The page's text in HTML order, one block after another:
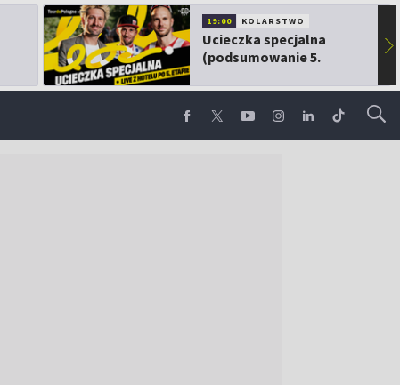
19:00 KOLARSTWO
Ucieczka specjalna
(podsumowanie 5.
▶